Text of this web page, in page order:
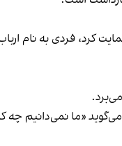
کرد، فردی به نام
«ما نمی‌دانیم